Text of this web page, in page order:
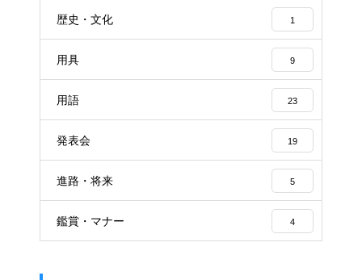
歴史・文化 1
用具 9
用語 23
発表会 19
進路・将来 5
鑑賞・マナー 4